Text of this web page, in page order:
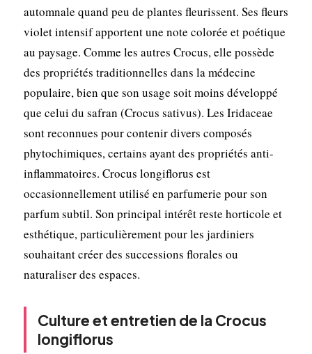
automnale quand peu de plantes fleurissent. Ses fleurs
violet intensif apportent une note colorée et poétique
au paysage. Comme les autres Crocus, elle possède
des propriétés traditionnelles dans la médecine
populaire, bien que son usage soit moins développé
que celui du safran (Crocus sativus). Les Iridaceae
sont reconnues pour contenir divers composés
phytochimiques, certains ayant des propriétés anti-
inflammatoires. Crocus longiflorus est
occasionnellement utilisé en parfumerie pour son
parfum subtil. Son principal intérêt reste horticole et
esthétique, particulièrement pour les jardiniers
souhaitant créer des successions florales ou
naturaliser des espaces.
Culture et entretien de la Crocus
longiflorus